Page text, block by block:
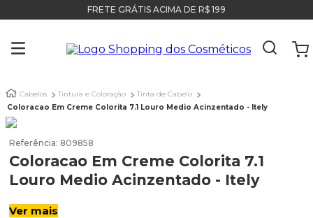
FRETE GRÁTIS ACIMA DE R$ 199
Cabelos Tintura e Coloração
Tinta de Cabelo
Coloracao Em Creme Colorita 7.1 Louro Medio Acinzentado - Itely
Referência: 809858
Coloracao Em Creme Colorita 7.1
Louro Medio Acinzentado - Itely
Ver mais